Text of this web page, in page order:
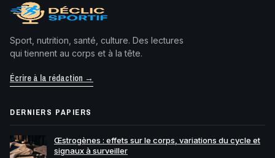
Sport, nutrition, santé, culture. Des lectures
qui tiennent au corps et à la tête.
Écrire à la rédaction →
DERNIERS PAPIERS
Œstrogènes : effets sur le corps, variations du cycle et
signaux à surveiller